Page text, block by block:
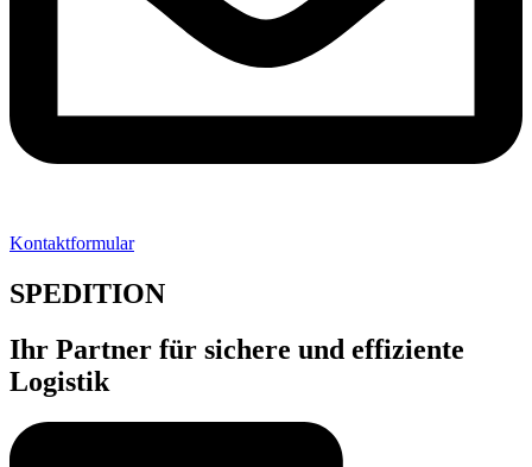
Kontaktformular
SPEDITION
Ihr Partner für sichere und effiziente
Logistik